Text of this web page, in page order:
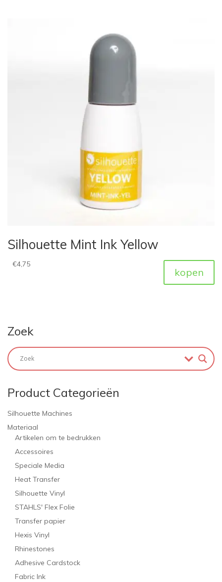
Silhouette Mint Ink Yellow
€4,75
kopen
Zoek
Product Categorieën
Silhouette Machines
Materiaal
Artikelen om te bedrukken
Accessoires
Speciale Media
Heat Transfer
Silhouette Vinyl
STAHLS' Flex Folie
Transfer papier
Hexis Vinyl
Rhinestones
Adhesive Cardstock
Fabric Ink